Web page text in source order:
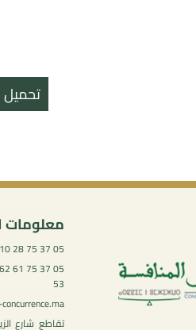
تحميل
معلومات
05 37 75 28 10
53
تقاطع شارع